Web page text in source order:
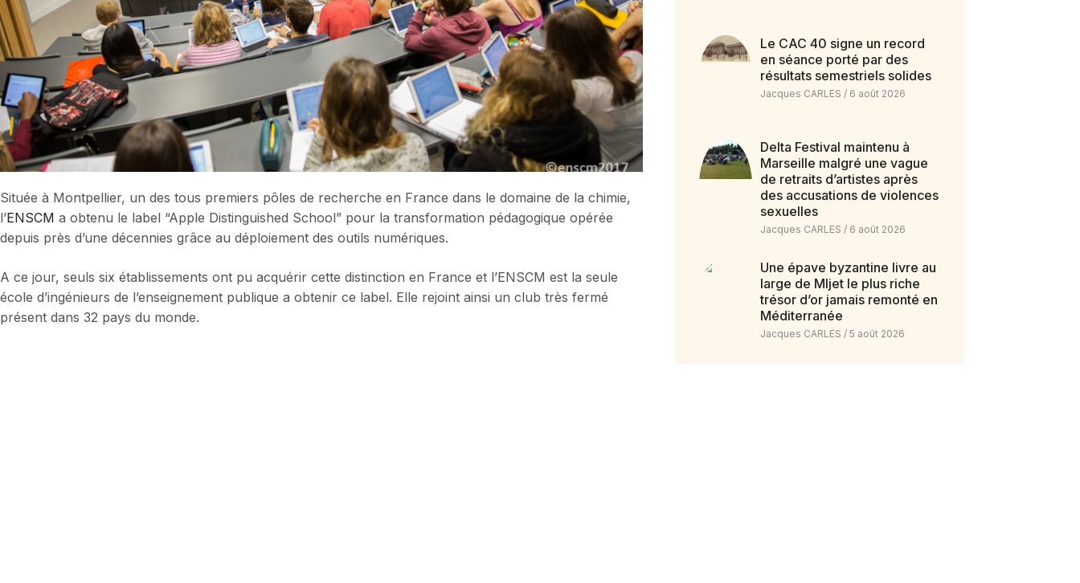
Située à Montpellier, un des tous premiers pôles de recherche en France dans le domaine de la chimie,
l’ENSCM a obtenu le label “Apple Distinguished School” pour la transformation pédagogique opérée
depuis près d’une décennies grâce au déploiement des outils numériques.
A ce jour, seuls six établissements ont pu acquérir cette distinction en France et l’ENSCM est la seule
école d’ingénieurs de l’enseignement publique a obtenir ce label. Elle rejoint ainsi un club très fermé
présent dans 32 pays du monde.
Le CAC 40 signe un record
en séance porté par des
résultats semestriels solides
Jacques CARLES 6 août 2026
Delta Festival maintenu à
Marseille malgré une vague
de retraits d’artistes après
des accusations de violences
sexuelles
Jacques CARLES 6 août 2026
Une épave byzantine livre au
large de Mljet le plus riche
trésor d’or jamais remonté en
Méditerranée
Jacques CARLES 5 août 2026